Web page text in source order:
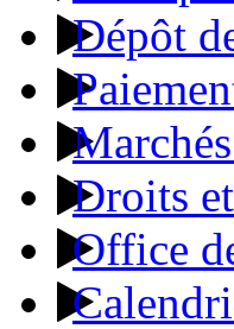
Dépôt
Droits
Office